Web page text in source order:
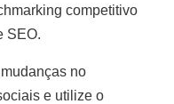
competitivo
SEO.
no
e utilize o